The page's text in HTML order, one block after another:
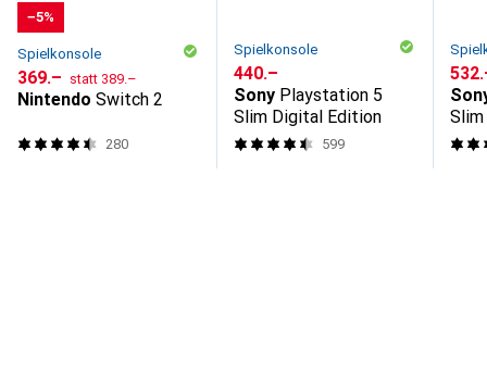
−5%
Spielkonsole
CHF
369.– statt CHF
389.–
Nintendo Switch 2
280
Spielkonsole
CHF
440.–
Sony Playstation 5
Slim Digital Edition
599
CHF